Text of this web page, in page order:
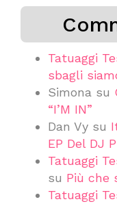
Tatuaggi
sbagli
Simona su
“I’M IN”
Dan Vy su
EP Del DJ
Tatuaggi
su Più che
Tatuaggi